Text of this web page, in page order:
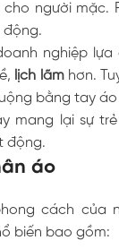
cho người mặc.
động.
nghiệp lựa
lịch lãmhơn.
bằng tay áo
mang lại sự
động.
áo
cách của
biến bao gồm: